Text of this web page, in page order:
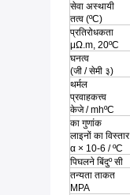
सेवा अस्थायी
तत्व (ºC)
प्रतिरोधकता
μΩ.m, 20ºC
घनत्व
(जी / सेमी ३)
थर्मल
प्रवाहकत्त्व
केजे / mhºC
का गुणांक
लाइनों का विस्तार
α × 10-6 / ºC
पिघलने बिंदुº सी
तन्यता ताकत
MPA